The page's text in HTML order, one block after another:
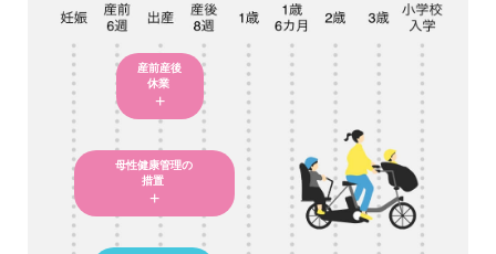
産前産後
休業
+
母性健康管理の
措置
+